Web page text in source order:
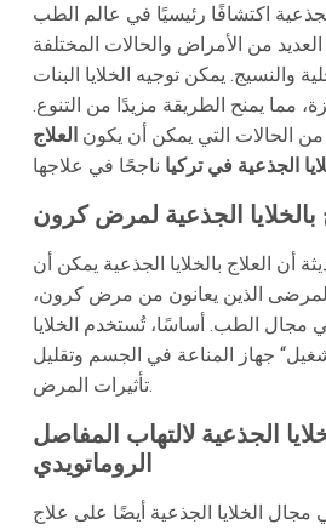
الجذعية اكتشافًا رئيسيًا في عالم الطب
من الأمراض والحالات المختلفة
والنسيج. يمكن توجيه الخلايا البنات
مما يمنح الطريقة مزيدًا من التنوع.
من الحالات التي يمكن أن يكون العلاج
الجذعية في تركيا
بالخلايا الجذعية لمرض كرون
أن العلاج بالخلايا الجذعية يمكن أن
الذين يعانون من مرض كرون،
مجال الطب. أساسًا، تُستخدم الخلايا
جهاز المناعة في الجسم وتقليل
تأثيرات المرض.
الجذعية لالتهاب المفاصل
الروماتويدي
الخلايا الجذعية أيضًا على علاج